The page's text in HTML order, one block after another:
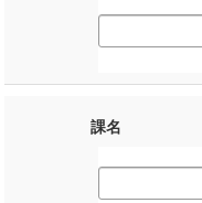
課名